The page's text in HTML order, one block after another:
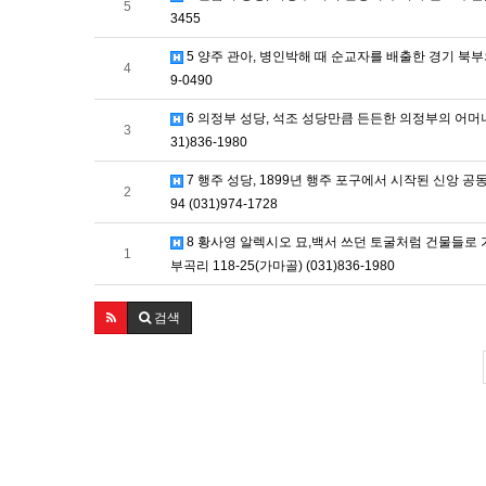
5
3455
4
5 양주 관아, 병인박해 때 순교자를 배출한 경기 북
9-0490
3
6 의정부 성당, 석조 성당만큼 든든한 의정부의 어
31)836-1980
2
7 행주 성당, 1899년 행주 포구에서 시작된 신앙 공
94 (031)974-1728
1
8 황사영 알렉시오 묘,백서 쓰던 토굴처럼 건물들로
부곡리 118-25(가마골) (031)836-1980
검색